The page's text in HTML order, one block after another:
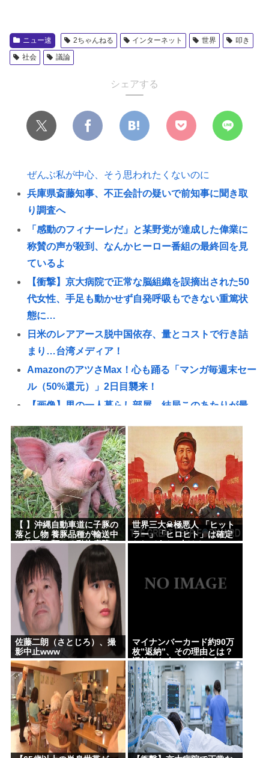
ニュー速 2ちゃんねる インターネット 世界
叩き
社会
議論
シェアする
ぜんぶ私が中心、そう思われたくないのに
兵庫県斎藤知事、不正会計の疑いで前知事に聞き取
り調査へ
「感動のフィナーレだ」と某野党が達成した偉業に
称賛の声が殺到、なんかヒーロー番組の最終回を見
ているよ
【衝撃】京大病院で正常な脳組織を誤摘出された50
代女性、手足も動かせず自発呼吸もできない重篤状
態に…
日米のレアアース脱中国依存、量とコストで行き詰
まり…台湾メディア！
AmazonのアツさMax！心も踊る「マンガ毎週末セー
ル（50%還元）」2日目襲来！
【画像】男の一人暮らし部屋、結局このあたりが最
【衝撃】京大病院で正常な脳組織を誤摘出された50
代女性、手足も動かせず自発呼吸もできない重篤状
態に…「意識はある」
【緊縮財政が原因】従業員「退職」で倒産 最多ペー
ス
【住民を威圧】熊本被災地訪問 高市への接触を拒む
このコワモテ男は何者？
高市早苗さん、相手に発言させない面会が決まる
www
『ちいかわ』が巨大”キャラコンテンツ”になった理
由 漫画研究&キャラクター論から紐解く
【悲報】お盆下り、安定の地獄絵図ｗｗｗ「休み」
って何だっけ？
杉田水脈ってまともなこと言ってるから叩かれるん
だな
【動画】 35歳美人ママ👩、TV探偵ナイスクに出演も
老けすぎている48歳だろと誹謗中傷
面接官「一番結婚したいVTuberは誰ですか？」👈ど
【 】沖縄自動車道に子豚の
落とし物 養豚品種が輸送中
に落下か 預かる動物病院
「早く持ち主見つかって」
世界三大☠極悪人 「ヒット
ラー」「ヒロヒト」は確定
としてあと1人は？
佐藤二朗（さとじろ）、撮
影中止www
マイナンバーカード約90万
枚”返納”、その理由とは？
返納した人にインタビュー